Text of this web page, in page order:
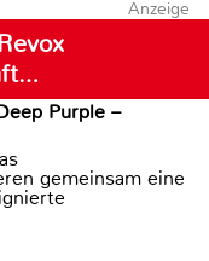
Anzeige
Purple –
gemeinsam eine